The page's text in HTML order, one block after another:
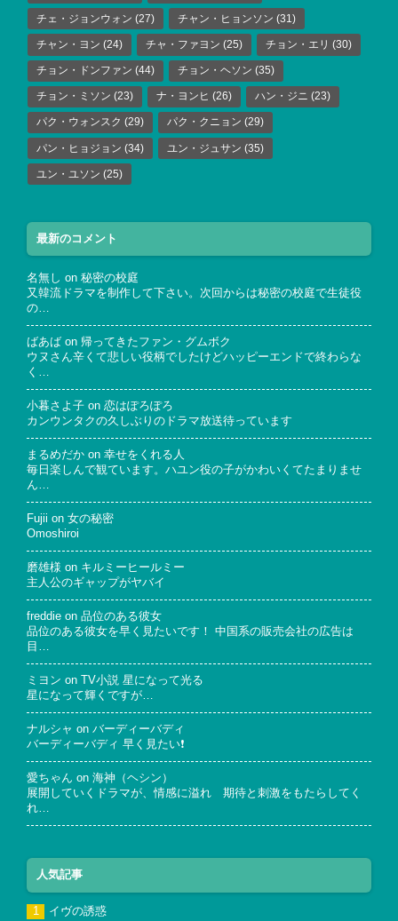
チェ・ジョンウォン (27) チャン・ヒョンソン (31)
チャン・ヨン (24) チャ・ファヨン (25) チョン・エリ (30)
チョン・ドンファン (44) チョン・ヘソン (35)
チョン・ミソン (23) ナ・ヨンヒ (26) ハン・ジニ (23)
パク・ウォンスク (29) パク・クニョン (29)
パン・ヒョジョン (34) ユン・ジュサン (35)
ユン・ユソン (25)
最新のコメント
名無し on 秘密の校庭
又韓流ドラマを制作して下さい。次回からは秘密の校庭で生徒役
の…
ばあば on 帰ってきたファン・グムボク
ウヌさん辛くて悲しい役柄でしたけどハッピーエンドで終わらな
く…
小暮さよ子 on 恋はぽろぽろ
カンウンタクの久しぶりのドラマ放送待っています
まるめだか on 幸せをくれる人
毎日楽しんで観ています。ハユン役の子がかわいくてたまりませ
ん…
Fujii on 女の秘密
Omoshiroi
磨雄様 on キルミーヒールミー
主人公のギャップがヤバイ
freddie on 品位のある彼女
品位のある彼女を早く見たいです！ 中国系の販売会社の広告は
目…
ミヨン on TV小説 星になって光る
星になって輝くですが…
ナルシャ on バーディーバディ
バーディーバディ 早く見たい❗
愛ちゃん on 海神（ヘシン）
展開していくドラマが、情感に溢れ 期待と刺激をもたらしてく
れ…
人気記事
イヴの誘惑